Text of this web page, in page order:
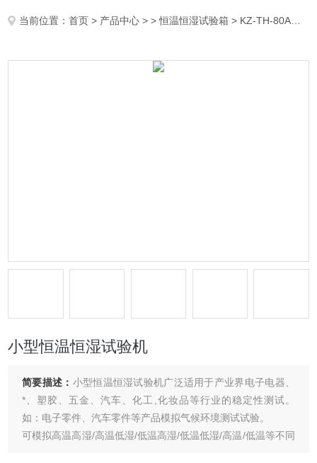
当前位置：首页 > 产品中心 > >恒温恒湿试验箱 > KZ-TH-80A小型恒温恒湿试验机
小型恒温恒湿试验机
简要描述： 小型恒温恒湿试验机广泛适用于产业界电子电器、
*、塑胶、五金、汽车、化工,化妆品等行业的稳定性测试。
如：电子零件、汽车零件等产品模拟气候环境测试试验。
可模拟高温高湿/高温低湿/低温高湿/低温低湿/高温/低温等不同